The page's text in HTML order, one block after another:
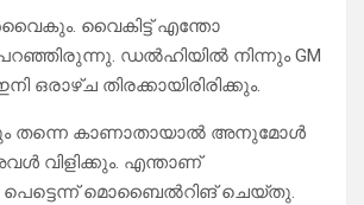
വൈകിട്ട് എന്തോ
ഡൽഹിയിൽ നിന്നും GM
ഒരാഴ്ച തിരക്കായിരിരിക്കും.
തന്നെ കാണാതായാൽ അനുമോൾ
വിളിക്കും. എന്താണ്
പെട്ടെന്ന് മൊബൈൽറിങ് ചെയ്തു.